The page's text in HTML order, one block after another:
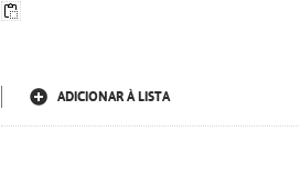
ADICIONAR À LISTA